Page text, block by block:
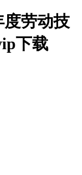
度劳动技
下载